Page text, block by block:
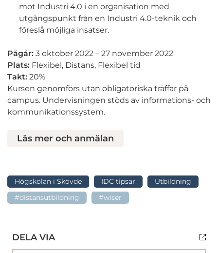
mot Industri 4.0 i en organisation med
utgångspunkt från en Industri 4.0-teknik och
föreslå möjliga insatser.
Pågår: 3 oktober 2022 – 27 november 2022
Plats: Flexibel, Distans, Flexibel tid
Takt: 20%
Kursen genomförs utan obligatoriska träffar på
campus. Undervisningen stöds av informations- och
kommunikationssystem.
Läs mer och anmälan
Högskolan i Skövde IDC tipsar
Utbildning
#distansutbildning
#wiser
DELA VIA